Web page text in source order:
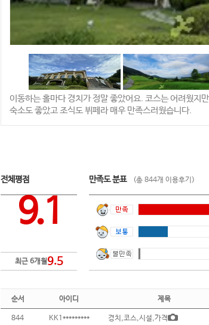
이동하는 홀마다 경치가 정말 좋았어요. 코스는 어려웠지
숙소도 좋았고 조식도 뷔페라 매우 만족스러웠습니다.
전체평점
9.1
최근 6개월9.5
만족도 분표 (총 844개 이용후기)
순서 아이디 제목
844 KK1********* 경치,코스,시설,가격